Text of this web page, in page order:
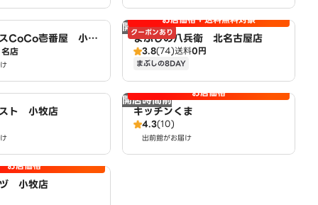
CoCo壱番屋 小牧
）
名店
開店時間前
クーポンあり
お店価格＋送料無料対象
まぶしの八兵衛 北名古屋店
3.8(74)送料0円
まぶしの8DAY
ト 小牧店
開店時間前 お店価格
キッチンくま
4.3(10)
出前館がお届け
お店価格
小牧店